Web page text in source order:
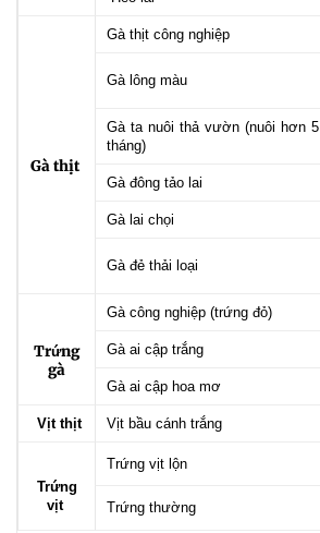
Gà thịt
Gà thịt công nghiệp
Gà lông màu
Gà ta nuôi thả vườn (nuôi hơn 5
tháng)
Gà đông tảo lai
Gà lai chọi
Gà đẻ thải loại
Trứng
gà
Gà công nghiệp (trứng đỏ)
Gà ai cập trắng
Gà ai cập hoa mơ
Vịt thịt Vịt bầu cánh trắng
Trứng
vịt
Trứng vịt lộn
Trứng thường